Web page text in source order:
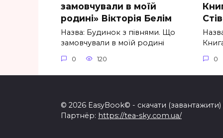
замовчували в моїй
родині» Вікторія Белім
Назва: Будинок з півнями. Що
замовчували в моїй родині
0 120 0
© 2026 EasyBook© - скачати
Партнёр: https://tea-sky.com.ua/